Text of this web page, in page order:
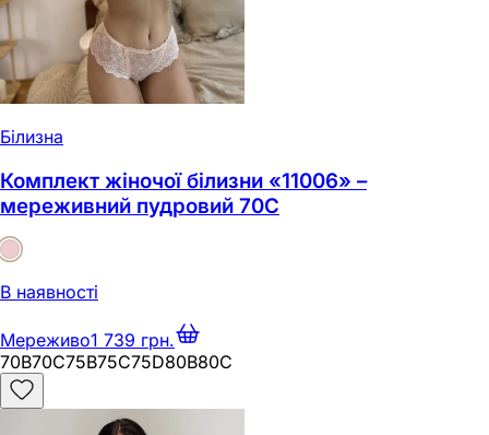
Білизна
Комплект жіночої білизни «11006» –
мереживний пудровий 70C
В наявності
Мереживо1 739 грн.
70B70C75B75C75D80B80C